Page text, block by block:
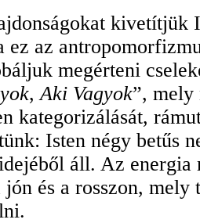
ez az
megérteni
,Aki Vagyok”, mely
kategorizálását,
Isten négy betűs
áll. Az
és a rosszon, mely